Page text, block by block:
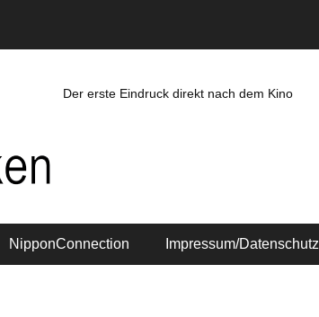
Der erste Eindruck direkt nach dem Kino
NipponConnection Impressum/Datenschutz